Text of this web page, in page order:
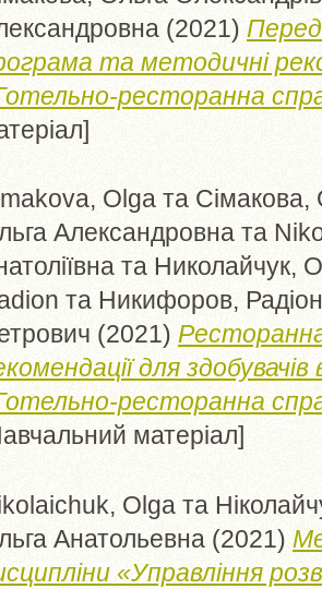
(2021)
та методичні
ресторанна
Olga та Сімакова,
Александровна та
та Николайчук,
та Никифоров,
(2021)
для
ресторанна
матеріал]
Olga та
Анатольевна (2021)
«Управління